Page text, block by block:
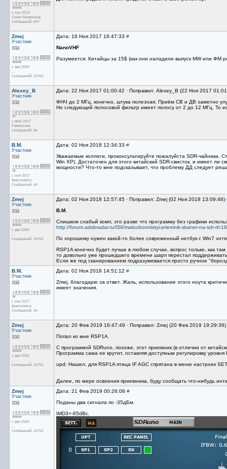
с сен 2013
Санкт-Ленинград
Сообщений: 847
Zmej
Участник
с дек 2005
...
Сообщений: 10762
Дата: 16 Ноя 2017 16:47:33 #
NanoVHF
Разумеется. Китайцы за 15$ (как они наладили выпуск MW или ФМ
Alexey_B
Участник
с фев 2017
Раменское
Сообщений: 96
Дата: 22 Ноя 2017 01:00:42 · Поправил: Alexey_B (22 Ноя 2017
ФНЧ до 2 МГц, конечно, штука полезная. Приём СВ и ДВ заметно
Но следующий полосовой фильтр имеет полосу от 2 до 12 МГц. То
В.М.
Участник
с ноя 2017
Красноярск
Сообщений: 46
Дата: 02 Ноя 2018 12:34:33 #
Уважаемые коллеги, проконсультируйте пожалуйста SDR-чайника.
Win XP). Достаточен для этого китайский SDR-свисток, и имеет
мощности? Что-то мне подсказывает, что проблему ДД следует
Zmej
Участник
с дек 2005
...
Сообщений: 10762
Дата: 02 Ноя 2018 12:57:45 · Поправил: Zmej (02 Ноя 2018 13:09:46)
В.М.
Слишком слабый комп, это разве что программу без графики
http://forum.adsbradar.ru/f39/malooborotistyi-priemnik-skaner-na-sdr-rtl-
По хорошему нужен какой-то более современный нетбук с Win7
RSP1A конечно будет лучше в любом случае, вопрос только, как
то довольно уже прошедшего времени шарп перестал
Если же под сканированием подразумевается просто ручное
В.М.
Участник
с ноя 2017
Красноярск
Сообщений: 46
Дата: 02 Ноя 2018 14:51:12 #
Zmej, благодарю за ответ. Жаль, использование этого ноута
имеет значения.
Zmej
Участник
с дек 2005
...
Сообщений: 10762
Дата: 20 Фев 2019 16:47:49 · Поправил: Zmej (20 Фев 2019 19:29:36)
Попал ко мне RSP1A.
С программой SDRuno, похоже, этот приемник (в отличии от
Программа сама ее крутит, оставляя доступным регулировку
upd: Нашел, для RSP1A птица IF AGС спрятана в меню настроек
Далее, по мере освоения приемника, буду сообщать что-нибудь
Zmej
Участник
с дек 2005
...
Сообщений: 10762
Дата: 21 Фев 2019 00:26:08 #
Поданы два сигнала по -35дБм.
IMD3=-65dBc.